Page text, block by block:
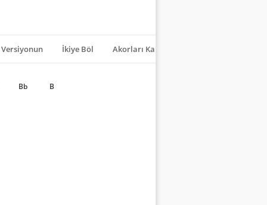
Versiyonun İkiye Böl Akorları Kapat
Bb B